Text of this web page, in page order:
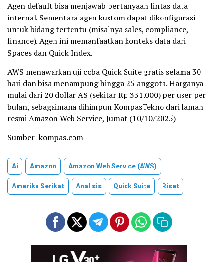
Agen default bisa menjawab pertanyaan lintas data
internal. Sementara agen kustom dapat dikonfigurasi
untuk bidang tertentu (misalnya sales, compliance,
finance). Agen ini memanfaatkan konteks data dari
Spaces dan Quick Index.
AWS menawarkan uji coba Quick Suite gratis selama 30
hari dan bisa menampung hingga 25 anggota. Harganya
mulai dari 20 dollar AS (sekitar Rp 331.000) per user per
bulan, sebagaimana dihimpun KompasTekno dari laman
resmi Amazon Web Service, Jumat (10/10/2025)
Sumber: kompas.com
Ai Amazon
Amazon Web Service (AWS)
Amerika Serikat
Analisis Quick Suite Riset